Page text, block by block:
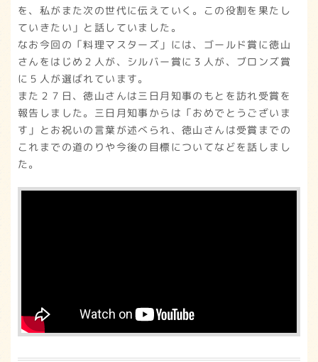
を、私がまた次の世代に伝えていく。この役割を果たし
ていきたい」と話していました。
なお今回の「料理マスターズ」には、ゴールド賞に徳山
さんをはじめ２人が、シルバー賞に３人が、ブロンズ賞
に５人が選ばれています。
また２７日、徳山さんは三日月知事のもとを訪れ受賞を
報告しました。三日月知事からは「おめでとうございま
す」とお祝いの言葉が述べられ、徳山さんは受賞までの
これまでの道のりや今後の目標についてなどを話しまし
た。